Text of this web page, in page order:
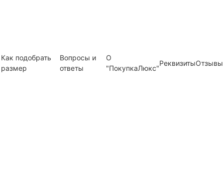
Как подобрать
размер
Вопросы и
ответы
О
"ПокупкаЛюкс"
РеквизитыОтзывы